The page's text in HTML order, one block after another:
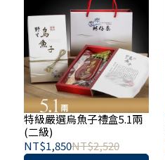
特級嚴選烏魚子禮盒5.1兩
(二級)
NT$1,850NT$2,520